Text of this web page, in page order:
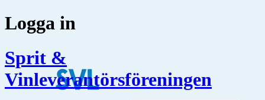
Logga in
Sprit &
Vinleverantörsföreningen